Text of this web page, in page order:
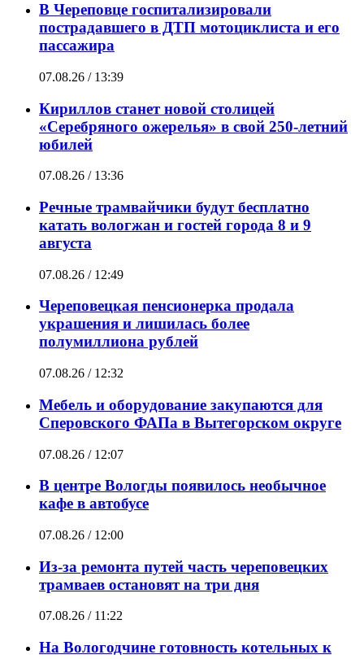
В Череповце госпитализировали
пострадавшего в ДТП мотоциклиста и его
пассажира
07.08.26 / 13:39
Кириллов станет новой столицей
«Серебряного ожерелья» в свой 250-летний
юбилей
07.08.26 / 13:36
Речные трамвайчики будут бесплатно
катать вологжан и гостей города 8 и 9
августа
07.08.26 / 12:49
Череповецкая пенсионерка продала
украшения и лишилась более
полумиллиона рублей
07.08.26 / 12:32
Мебель и оборудование закупаются для
Сперовского ФАПа в Вытегорском округе
07.08.26 / 12:07
В центре Вологды появилось необычное
кафе в автобусе
07.08.26 / 12:00
Из-за ремонта путей часть череповецких
трамваев остановят на три дня
07.08.26 / 11:22
На Вологодчине готовность котельных к